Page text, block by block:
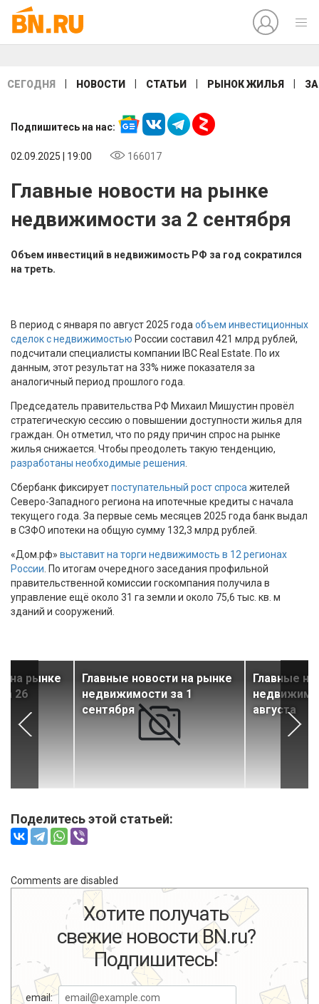
СЕГОДНЯ НОВОСТИ СТАТЬИ РЫНОК ЖИЛЬЯ
Подпишитесь на нас:
02.09.2025 | 19:00 166017
Главные новости на рынке
недвижимости за 2 сентября
Объем инвестиций в недвижимость РФ за год сократился
на треть.
В период с января по август 2025 года объем инвестиционных
сделок с недвижимостью России составил 421 млрд рублей,
подсчитали специалисты компании IBC Real Estate. По их
данным, этот результат на 33% ниже показателя за
аналогичный период прошлого года.
Председатель правительства РФ Михаил Мишустин провёл
стратегическую сессию о повышении доступности жилья для
граждан. Он отметил, что по ряду причин спрос на рынке
жилья снижается. Чтобы преодолеть такую тенденцию,
разработаны необходимые решения
Сбербанк фиксируетпоступательный рост спроса жителей
Северо-Западного региона на ипотечные кредиты с начала
текущего года. За первые семь месяцев 2025 года банк выдал
в СЗФО ипотеки на общую сумму 132,3 млрд рублей.
«Дом.рф» выставит на торги недвижимость в 12 регионах
России . По итогам очередного заседания профильной
правительственной комиссии госкомпания получила в
управление ещё около 31 га земли и около 75,6 тыс. кв. м
зданий и сооружений.
на рынке
26
Главные новости на рынке
недвижимости за 1
сентября
Главные
августа
Поделитесь этой статьей:
Comments are disabled
Хотите получать
свежие новости BN.ru?
Подпишитесь!
email: